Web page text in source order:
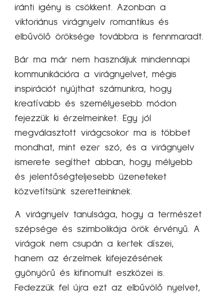
iránti igény is csökkent. Azonban a
viktoriánus virágnyelv romantikus és
elbűvölő öröksége továbbra is fennmaradt.
Bár ma már nem használjuk mindennapi
kommunikációra a virágnyelvet, mégis
inspirációt nyújthat számunkra, hogy
kreatívabb és személyesebb módon
fejezzük ki érzelmeinket. Egy jól
megválasztott virágcsokor ma is többet
mondhat, mint ezer szó, és a virágnyelv
ismerete segíthet abban, hogy mélyebb
és jelentőségteljesebb üzeneteket
közvetítsünk szeretteinknek.
A virágnyelv tanulsága, hogy a természet
szépsége és szimbolikája örök érvényű. A
virágok nem csupán a kertek díszei,
hanem az érzelmek kifejezésének
gyönyörű és kifinomult eszközei is.
Fedezzük fel újra ezt az elbűvölő nyelvet,